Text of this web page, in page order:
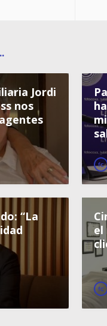
Jordi
nos
“La
el